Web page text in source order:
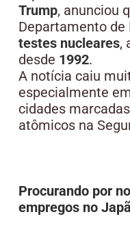
Trump, anunciou
Departamento de
testes nucleares,
desde 1992.
A notícia caiu
especialmente
cidades
atômicos na
Procurando por
empregos no